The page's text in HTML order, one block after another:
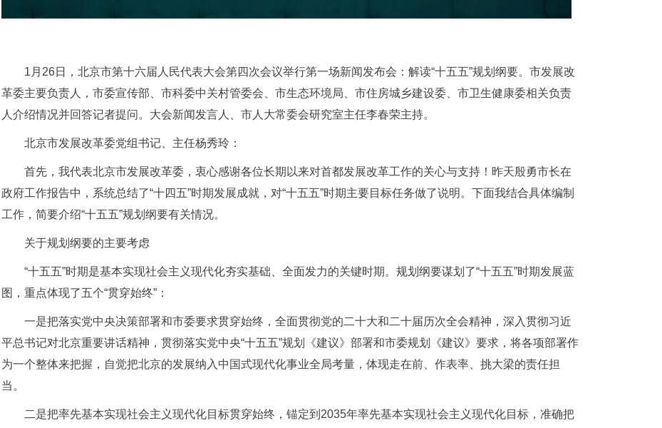
1月26日，北京市第十六届人民代表大会第四次会议举行第一场新闻发布会：解读“十五五”规划纲要。市发展改
革委主要负责人，市委宣传部、市科委中关村管委会、市生态环境局、市住房城乡建设委、市卫生健康委相关负责
人介绍情况并回答记者提问。大会新闻发言人、市人大常委会研究室主任李春荣主持。
北京市发展改革委党组书记、主任杨秀玲：
首先，我代表北京市发展改革委，衷心感谢各位长期以来对首都发展改革工作的关心与支持！昨天殷勇市长在
政府工作报告中，系统总结了“十四五”时期发展成就，对“十五五”时期主要目标任务做了说明。下面我结合具体编制
工作，简要介绍“十五五”规划纲要有关情况。
关于规划纲要的主要考虑
“十五五”时期是基本实现社会主义现代化夯实基础、全面发力的关键时期。规划纲要谋划了“十五五”时期发展蓝
图，重点体现了五个“贯穿始终”：
一是把落实党中央决策部署和市委要求贯穿始终，全面贯彻党的二十大和二十届历次全会精神，深入贯彻习近
平总书记对北京重要讲话精神，贯彻落实党中央“十五五”规划《建议》部署和市委规划《建议》要求，将各项部署作
为一个整体来把握，自觉把北京的发展纳入中国式现代化事业全局考量，体现走在前、作表率、挑大梁的责任担
当。
二是把率先基本实现社会主义现代化目标贯穿始终，锚定到2035年率先基本实现社会主义现代化目标，准确把